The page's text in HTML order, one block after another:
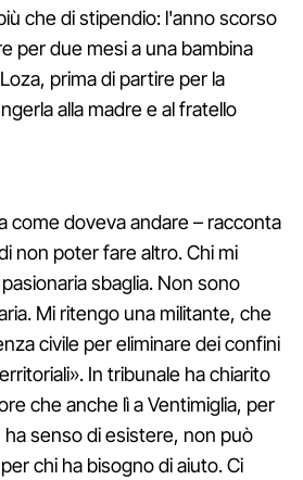
che di stipendio: l'anno scorso
per due mesi a una bambina
prima di partire per la
alla madre e al fratello
come doveva andare – racconta
non poter fare altro. Chi mi
sbaglia. Non sono
Mi ritengo una militante, che
civile per eliminare dei confini
In tribunale ha chiarito
che anche lì a Ventimiglia, per
senso di esistere, non può
chi ha bisogno di aiuto. Ci